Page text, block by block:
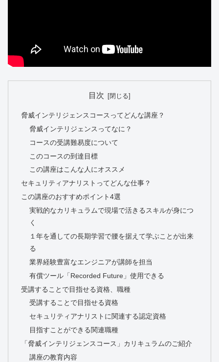
目次
脅威インテリジェンスコースってどんな講座？
脅威インテリジェンスってなに？
コースの受講難易度について
このコースの到達目標
この講座はこんな人にオススメ
セキュリティアナリストってどんな仕事？
この講座のおすすめポイント4選
実戦的なカリキュラムで現場で活きるスキルが身につ
く
１年を通しての長期学習で腰を据えて学ぶことが出来
る
業界経験豊富なエンジニアが講師を担当
有償ツール「Recorded Future」使用できる
受講することで目指せる資格、職種
受講することで目指せる資格
セキュリティアナリストに関連する認定資格
目指すことができる関連職種
「脅威インテリジェンスコース」カリキュラムのご紹介
講座の教育内容